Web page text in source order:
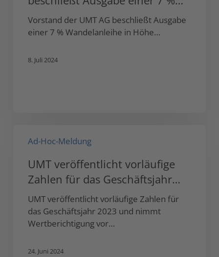
einer
Wandel…
Wandel…
Vorstand der UMT AG beschließt Ausgabe
einer 7 % Wandelanleihe in Höhe…
8. Juli 2024
veröffentlicht
Zahlen
Geschäftsjahr
2023
Ad-Hoc-Meldung
UMT veröffentlicht vorläufige
Zahlen für das Geschäftsjahr
2023 und nimmt …
UMT veröffentlicht vorläufige Zahlen für
das Geschäftsjahr 2023 und nimmt
Wertberichtigung vor…
24. Juni 2024